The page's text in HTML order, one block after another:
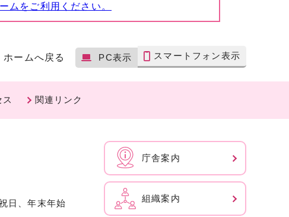
ムをご利用ください。
ホームへ戻る PC表示 スマートフォン表示
関連リンク
日、年末年始
庁舎案内
組織案内